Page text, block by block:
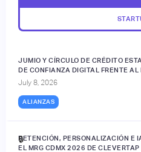
JUMIO Y CÍRCULO DE CRÉDITO
DE CONFIANZA DIGITAL FRENTE AL
July 8, 2026
ALIANZAS
RETENCIÓN, PERSONALIZACIÓN E
EL MRG CDMX 2026 DE CLEVERTAP
🔒